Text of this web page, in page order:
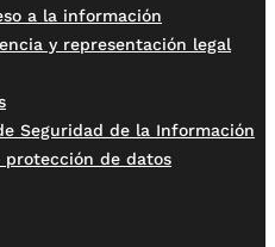
a la información
y representación legal
Seguridad de la Información
protección de datos